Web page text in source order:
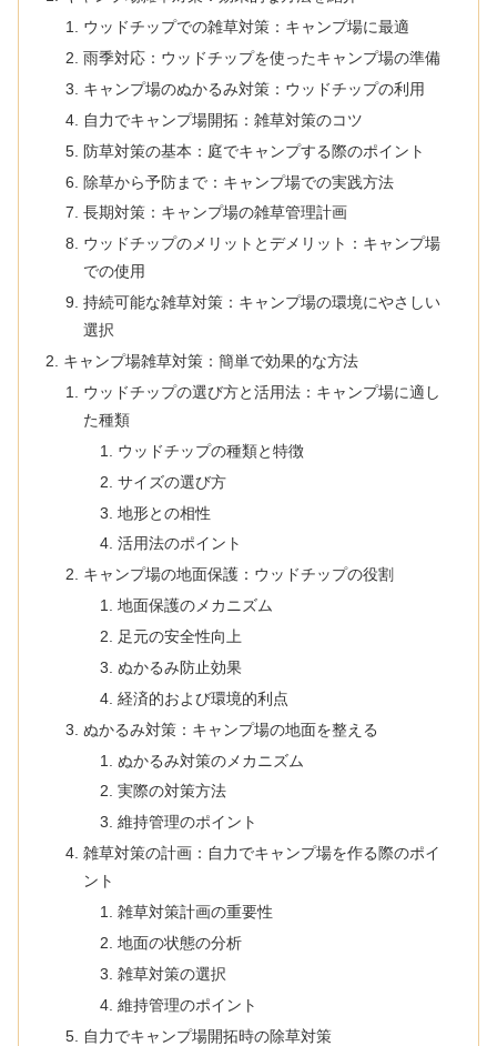
ウッドチップでの雑草対策：キャンプ場に最適
雨季対応：ウッドチップを使ったキャンプ場の準備
キャンプ場のぬかるみ対策：ウッドチップの利用
自力でキャンプ場開拓：雑草対策のコツ
防草対策の基本：庭でキャンプする際のポイント
除草から予防まで：キャンプ場での実践方法
長期対策：キャンプ場の雑草管理計画
ウッドチップのメリットとデメリット：キャンプ場
での使用
持続可能な雑草対策：キャンプ場の環境にやさしい
選択
キャンプ場雑草対策：簡単で効果的な方法
ウッドチップの選び方と活用法：キャンプ場に適し
た種類
ウッドチップの種類と特徴
サイズの選び方
地形との相性
活用法のポイント
キャンプ場の地面保護：ウッドチップの役割
地面保護のメカニズム
足元の安全性向上
ぬかるみ防止効果
経済的および環境的利点
ぬかるみ対策：キャンプ場の地面を整える
ぬかるみ対策のメカニズム
実際の対策方法
維持管理のポイント
雑草対策の計画：自力でキャンプ場を作る際のポイ
ント
雑草対策計画の重要性
地面の状態の分析
雑草対策の選択
維持管理のポイント
自力でキャンプ場開拓時の除草対策